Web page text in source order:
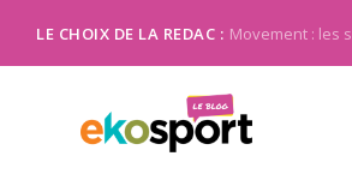
LE CHOIX DE LA REDAC : Movement : les